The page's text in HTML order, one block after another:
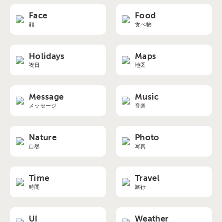
Face
顔
Food
食べ物
Holidays
祝日
Maps
地図
Message
メッセージ
Music
音楽
Nature
自然
Photo
写真
Time
時間
Travel
旅行
UI Weather